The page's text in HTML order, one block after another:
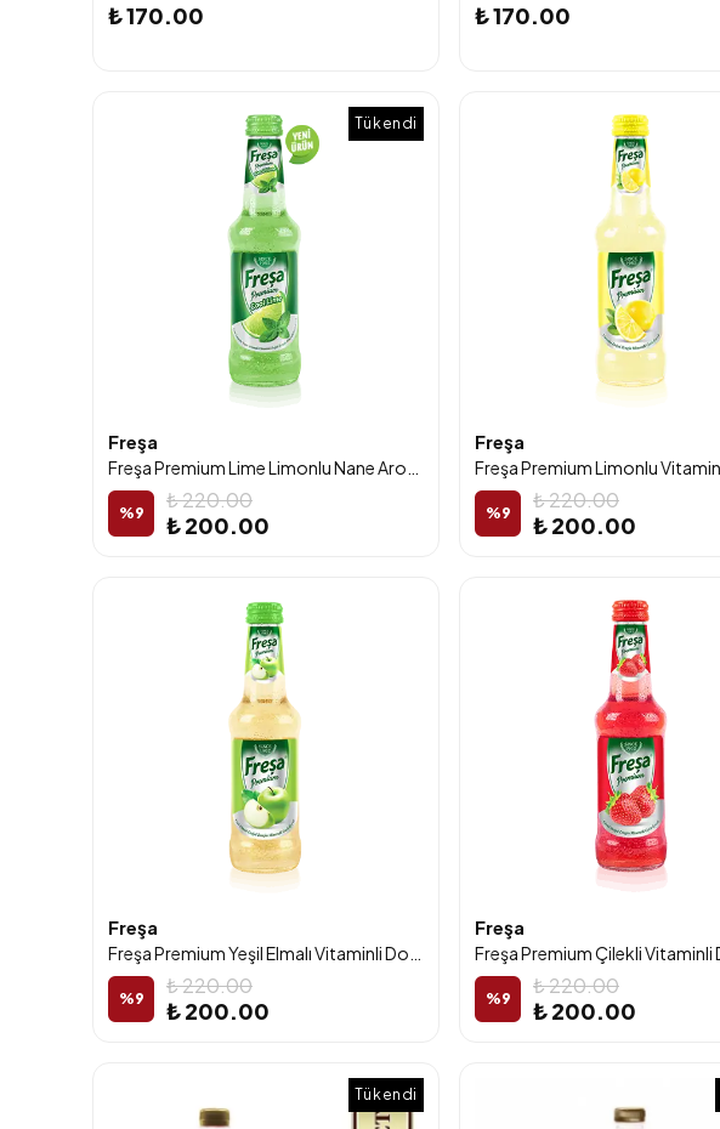
₺ 170.00 ₺ 170.00
Tükendi
Freşa
%9
₺ 220.00
₺ 200.00
Freşa
%9
₺ 220.00
₺ 200.00
Freşa
%9
₺ 220.00
₺ 200.00
Freşa
%9
₺ 220.00
₺ 200.00
Tükendi